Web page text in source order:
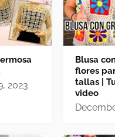
2023
Blusa
flores
tallas |
video